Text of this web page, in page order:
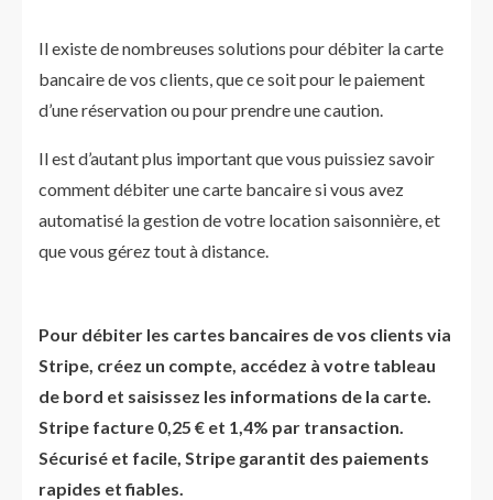
Il existe de nombreuses solutions pour débiter la carte
bancaire de vos clients, que ce soit pour le paiement
d’une réservation ou pour prendre une caution.
Il est d’autant plus important que vous puissiez savoir
comment débiter une carte bancaire si vous avez
automatisé la gestion de votre location saisonnière, et
que vous gérez tout à distance.
Pour débiter les cartes bancaires de vos clients via
Stripe, créez un compte, accédez à votre tableau
de bord et saisissez les informations de la carte.
Stripe facture 0,25 € et 1,4% par transaction.
Sécurisé et facile, Stripe garantit des paiements
rapides et fiables.